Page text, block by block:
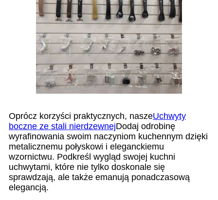
Oprócz korzyści praktycznych, naszeUchwyty
boczne ze stali nierdzewnejDodaj odrobinę
wyrafinowania swoim naczyniom kuchennym dzięki
metalicznemu połyskowi i eleganckiemu
wzornictwu. Podkreśl wygląd swojej kuchni
uchwytami, które nie tylko doskonale się
sprawdzają, ale także emanują ponadczasową
elegancją.